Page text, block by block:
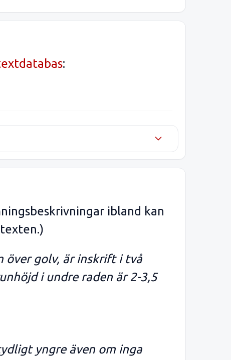
:
ibland kan
över golv, är inskrift i två
i undre raden är 2-3,5
yngre även om inga